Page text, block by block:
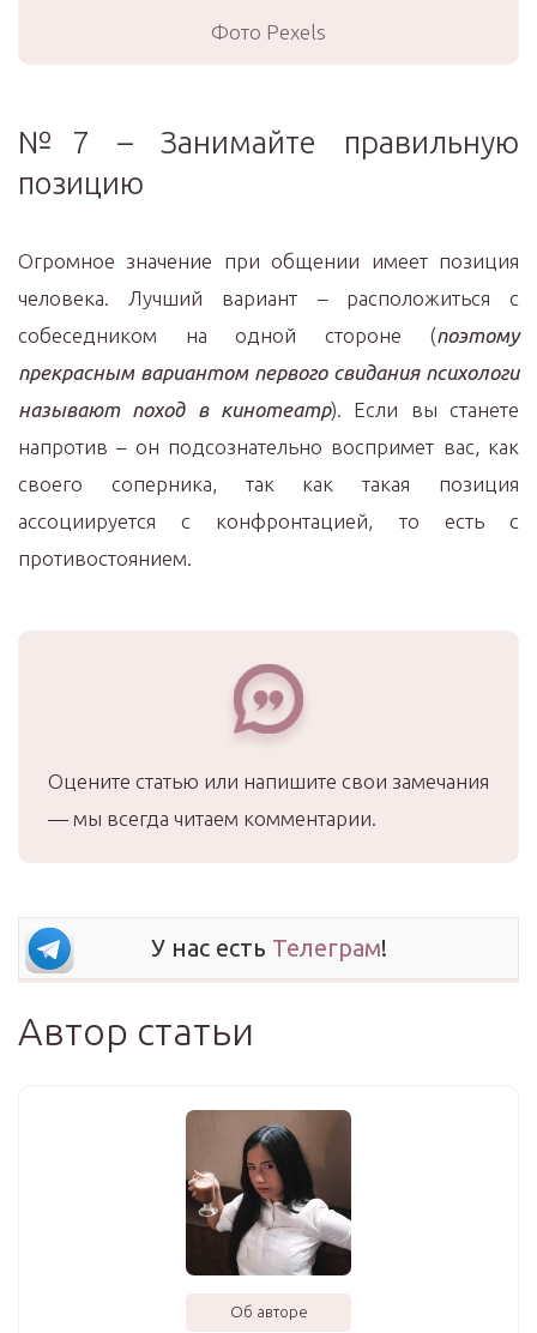
Фото Pexels
№7 – Занимайте правильную
позицию
Огромное значение при общении имеет позиция
человека. Лучший вариант – расположиться с
собеседником на одной стороне (поэтому
прекрасным вариантом первого свидания психологи
называют поход в кинотеатр). Если вы станете
напротив – он подсознательно воспримет вас, как
своего соперника, так как такая позиция
ассоциируется с конфронтацией, то есть с
противостоянием.
Оцените статью или напишите свои замечания
— мы всегда читаем комментарии.
У нас есть Телеграм!
Автор статьи
Об авторе